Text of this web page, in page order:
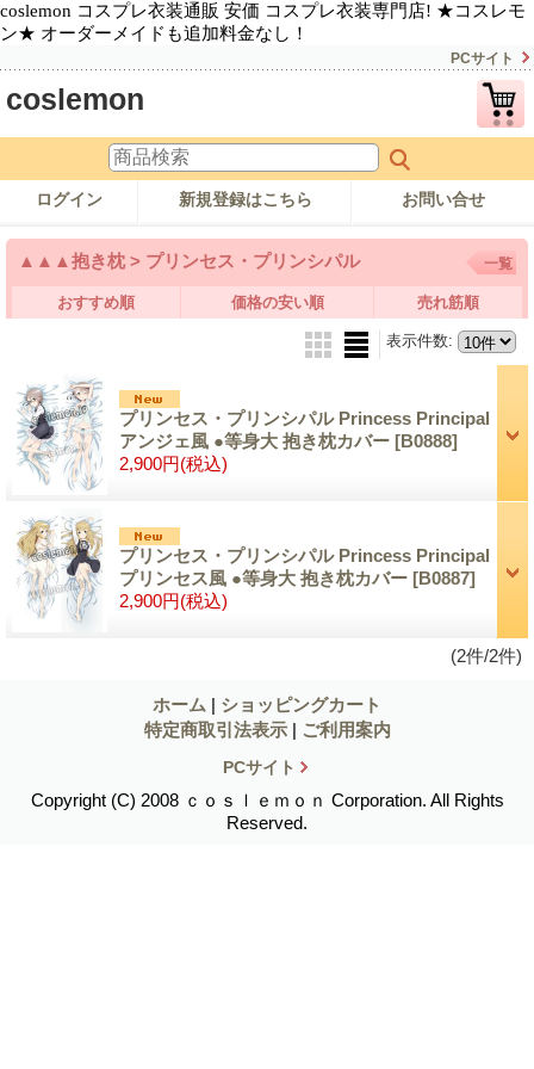
coslemon コスプレ衣装通販 安価 コスプレ衣装専門店! ★コスレモ
ン★ オーダーメイドも追加料金なし！
PCサイト
coslemon
ログイン 新規登録はこちら お問い合せ
▲▲▲抱き枕 > プリンセス・プリンシパル 一覧
おすすめ順 価格の安い順 売れ筋順
表示件数:
プリンセス・プリンシパル Princess Principal
アンジェ風 ●等身大 抱き枕カバー [B0888]
2,900円(税込)
プリンセス・プリンシパル Princess Principal
プリンセス風 ●等身大 抱き枕カバー [B0887]
2,900円(税込)
(2件/2件)
ホーム | ショッピングカート
特定商取引法表示 | ご利用案内
PCサイト
Copyright (C) 2008 ｃｏｓｌｅｍｏｎ Corporation. All Rights
Reserved.